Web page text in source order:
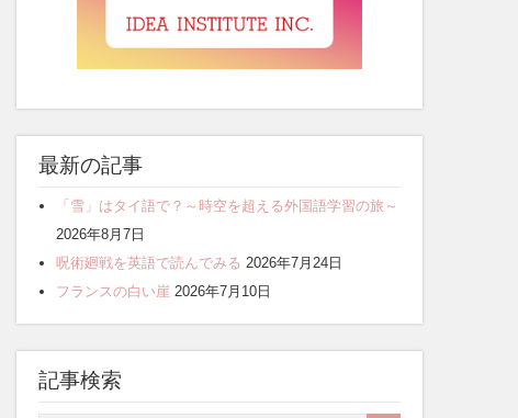
最新の記事
「雪」はタイ語で？～時空を超える外国語学習の旅～
2026年8月7日
呪術廻戦を英語で読んでみる 2026年7月24日
フランスの白い崖 2026年7月10日
記事検索